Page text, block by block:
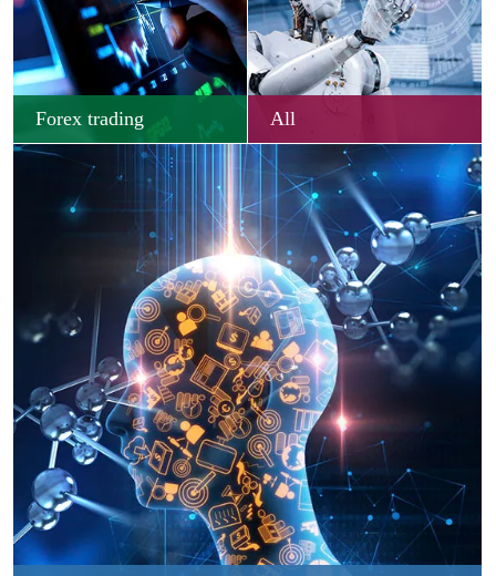
Forex trading All